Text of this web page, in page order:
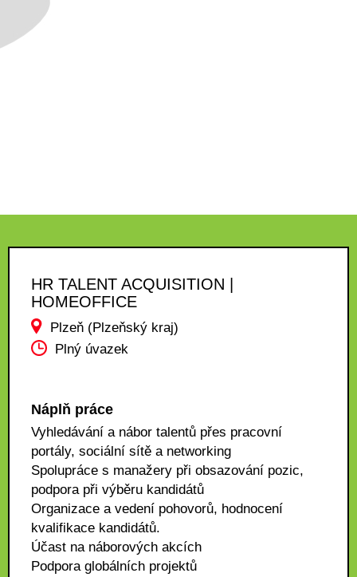
HR TALENT ACQUISITION |
HOMEOFFICE
Plzeň (Plzeňský kraj)
Plný úvazek
Náplň práce
Vyhledávání a nábor talentů přes pracovní
portály, sociální sítě a networking
Spolupráce s manažery při obsazování pozic,
podpora při výběru kandidátů
Organizace a vedení pohovorů, hodnocení
kvalifikace kandidátů.
Účast na náborových akcích
Podpora globálních projektů